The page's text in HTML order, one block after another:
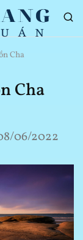
Cha
Cha
06/2022